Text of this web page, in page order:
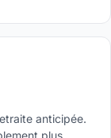
anticipée.
plus